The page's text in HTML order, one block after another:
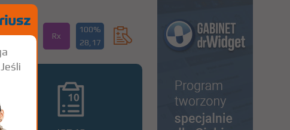
Rx
100%
28,17